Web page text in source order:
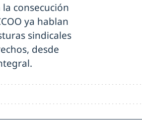
consecución
ya hablan
sindicales
desde